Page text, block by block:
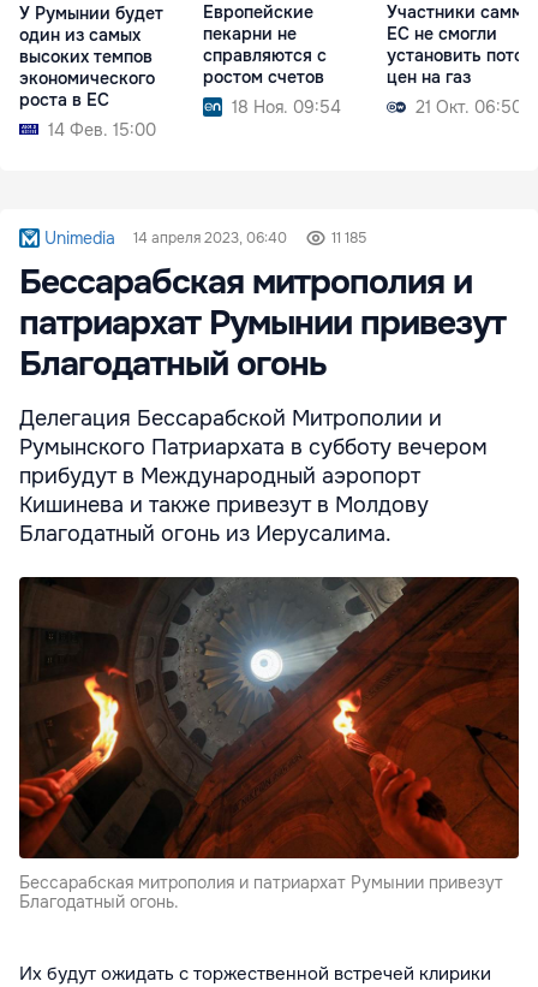
У Румынии будет
один из самых
высоких темпов
экономического
роста в ЕС
14 Фев. 15:00
Европейские
пекарни не
справляются с
ростом счетов
18 Ноя. 09:54
Участники
ЕС не смогли
установить
цен на газ
21 Окт. 06:50
Unimedia 14 апреля 2023, 06:40 11 185
Бессарабская митрополия и
патриархат Румынии привезут
Благодатный огонь
Делегация Бессарабской Митрополии и
Румынского Патриархата в субботу вечером
прибудут в Международный аэропорт
Кишинева и также привезут в Молдову
Благодатный огонь из Иерусалима.
Бессарабская митрополия и патриархат Румынии привезут
Благодатный огонь.
Их будут ожидать с торжественной встречей клирики